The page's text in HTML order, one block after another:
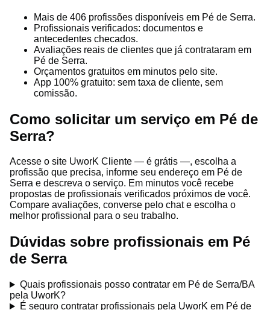
Mais de 406 profissões disponíveis em Pé de Serra.
Profissionais verificados: documentos e
antecedentes checados.
Avaliações reais de clientes que já contrataram em
Pé de Serra.
Orçamentos gratuitos em minutos pelo site.
App 100% gratuito: sem taxa de cliente, sem
comissão.
Como solicitar um serviço em Pé de
Serra?
Acesse o site UworK Cliente — é grátis —, escolha a
profissão que precisa, informe seu endereço em Pé de
Serra e descreva o serviço. Em minutos você recebe
propostas de profissionais verificados próximos de você.
Compare avaliações, converse pelo chat e escolha o
melhor profissional para o seu trabalho.
Dúvidas sobre profissionais em Pé
de Serra
Quais profissionais posso contratar em Pé de Serra/BA
pela UworK?
É seguro contratar profissionais pela UworK em Pé de